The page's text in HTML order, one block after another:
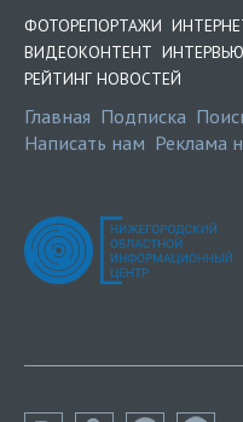
ФОТОРЕПОРТАЖИ
ВИДЕОКОНТЕНТ ИНТЕРВЬЮ
РЕЙТИНГ НОВОСТЕЙ
Главная Подписка
Написать нам Реклама